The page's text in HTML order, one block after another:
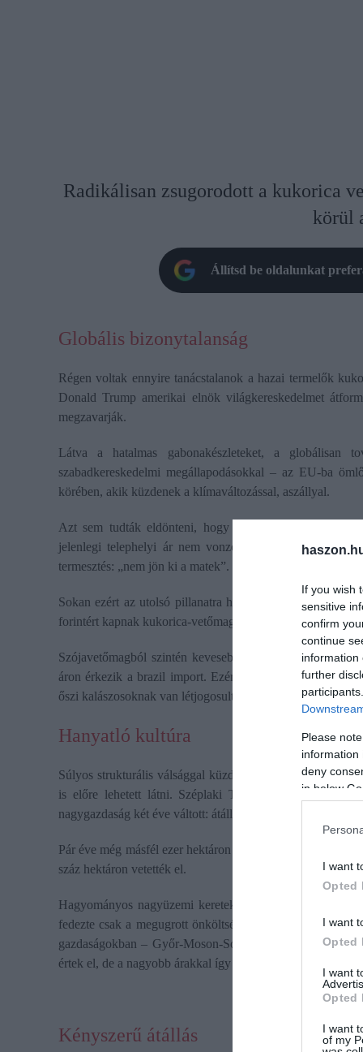
If you wish
sensitive
confirm
continue
information
further
Please
information
deny
in below
I want
Opted
I want
Opted
I want
Opted
I want
of my
Radikálisan zsugorodott a kukorica
körül
Állítsd be oldalunkat
Globális bizonytalanság
Régen voltak ennyire tanácstalanok a hazai termelők
Donald Trump amerikai elnök világkereskedelmet
megzavarják.
Látva a hatalmas gabonakészleteket, a
szabadkereskedelmi megállapodásokkal – az EU-ba
körében, akik küzdenek a klímaváltozással, aszállyal.
Azt sem tudták eldönteni, hogy az idén vessenek-e
jelenlegi telephelyi ár nem vonzó. Az árak és a
termesztés: „nem jön ki a matek”.
Sokan ezért az utolsó pillanatra halasztották a
forintért kapnak kukorica-vetőmagot, akkor vetnek, ha
Szójavetőmagból szintén kevesebb fogy, mert az
áron érkezik a brazil import. Ezért egyre többen úgy
őszi kalászosoknak van létjogosultságuk.
Hanyatló kultúra
Súlyos strukturális válsággal küzd Európa
is előre lehetett látni. Széplaki Tamás, a peresztegi
nagygazdaság két éve váltott: átállt az ökológiai
Pár éve még másfél ezer hektáron termeltek búzát és
száz hektáron vetették el.
Hagyományos nagyüzemi keretek közt a kukorica már
fedezte csak a megugrott önköltséget, miközben az
gazdaságokban – Győr-Moson-Sopronban – viszont 7,8
értek el, de a nagyobb árakkal így is jövedelmezőnek
Kényszerű átállás